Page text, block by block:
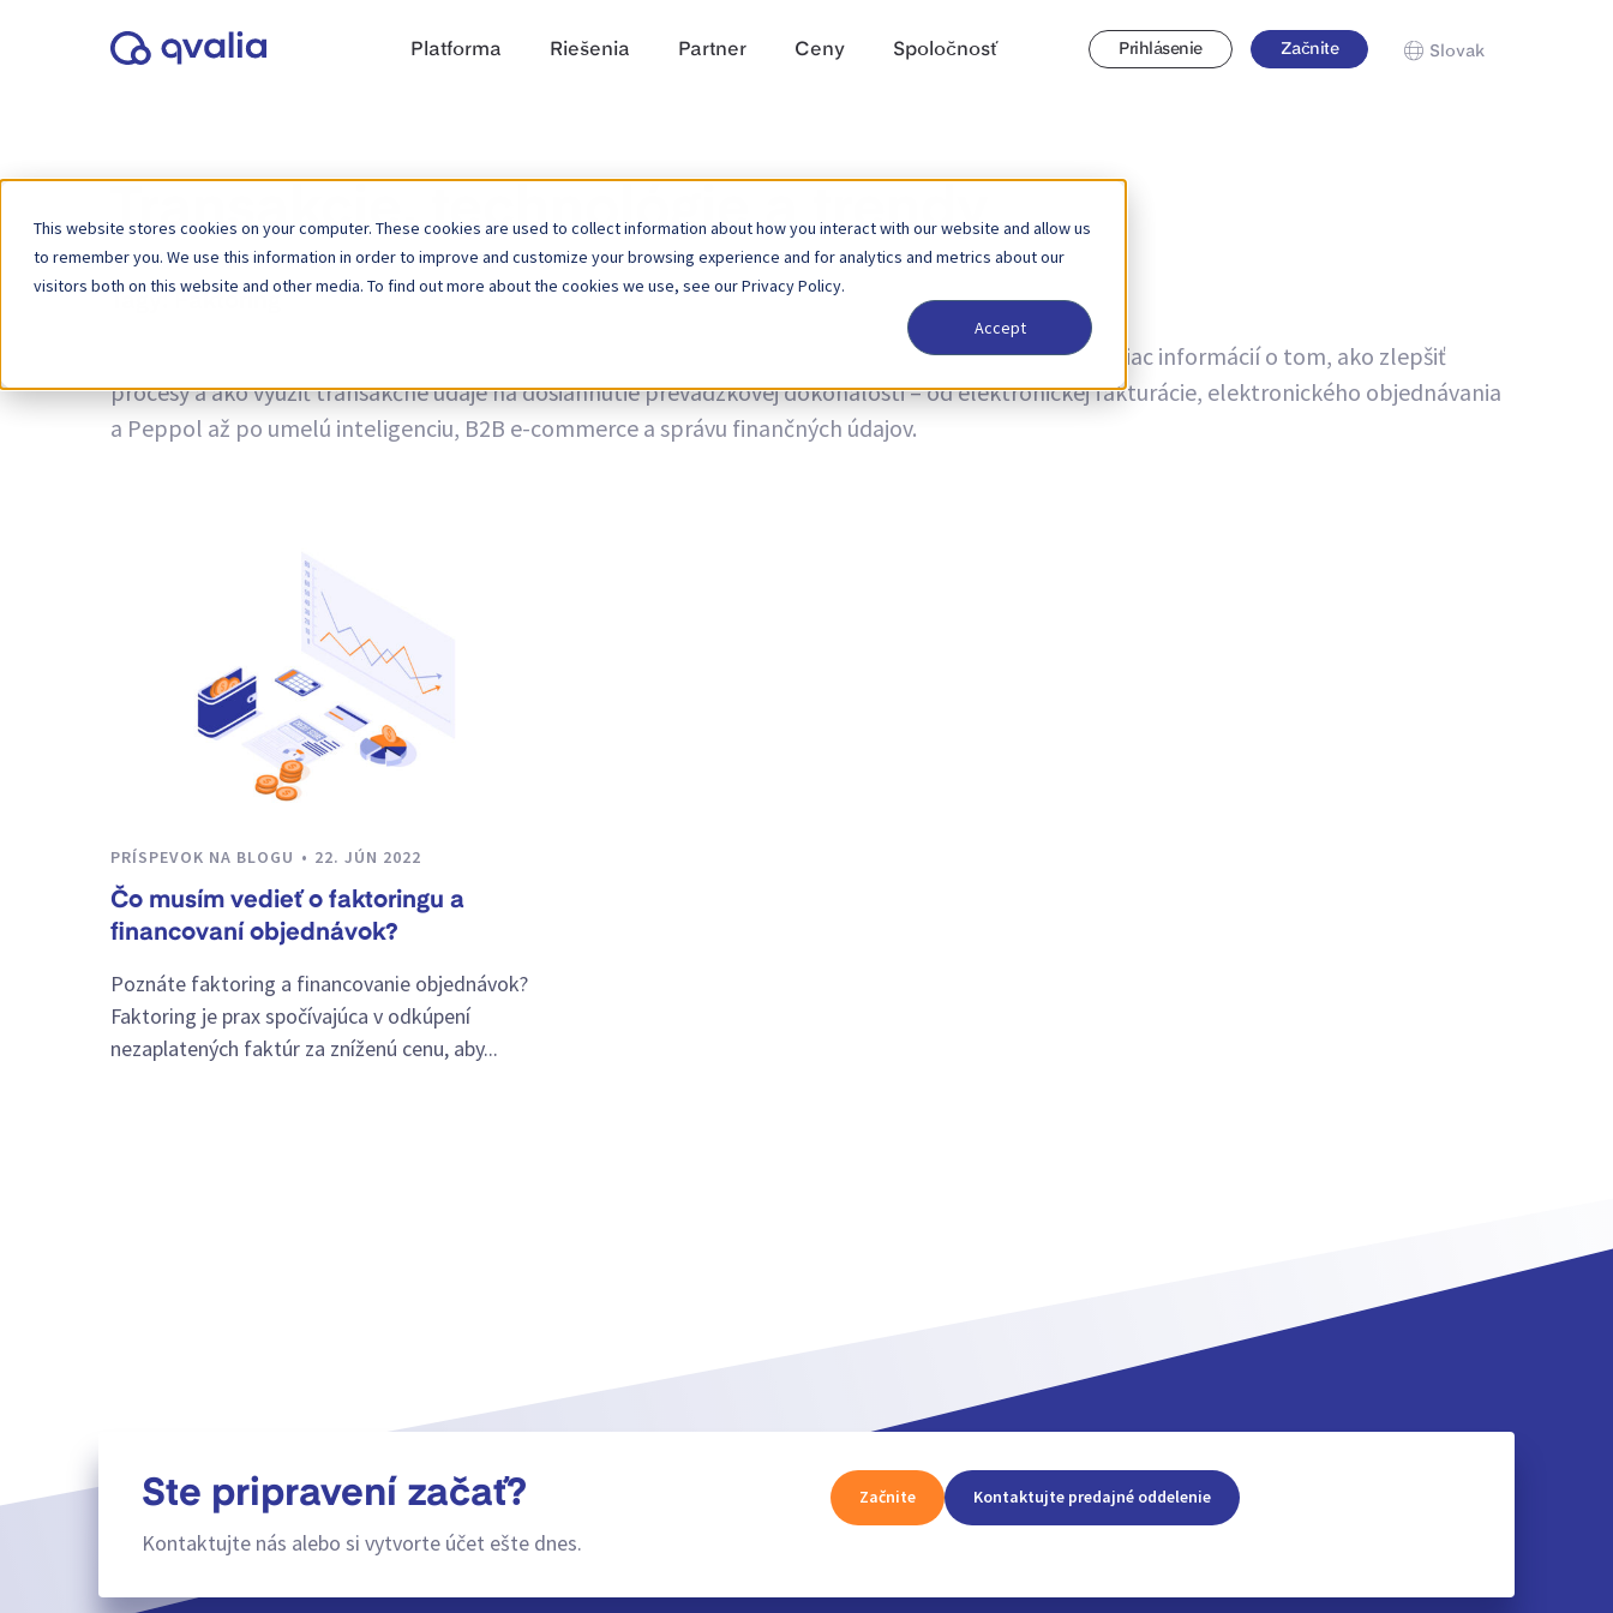
This website stores cookies on your computer. These cookies are used to collect information about how you interact with our website and allow us
to remember you. We use this information in order to improve and customize your browsing experience and for analytics and metrics about our
visitors both on this website and other media. To find out more about the cookies we use, see our Privacy Policy.
Accept
Platforma Riešenia Partner Ceny Spoločnosť Prihlásenie Začnite Slovak
Transakcie, technológie a trendy
Informácie o transakciách, technológiách a trendoch a novinky o aktualizáciách produktov. Získajte viac informácií o tom, ako zlepšiť
procesy a ako využiť transakčné údaje na dosiahnutie prevádzkovej dokonalosti – od elektronickej fakturácie, elektronického objednávania
a Peppol až po umelú inteligenciu, B2B e-commerce a správu finančných údajov.
PRÍSPEVOK NA BLOGU 22. JÚN 2022
Čo musím vedieť o faktoringu a
financovaní objednávok?
Poznáte faktoring a financovanie objednávok?
Faktoring je prax spočívajúca v odkúpení
nezaplatených faktúr za zníženú cenu, aby...
Ste pripravení začať?
Kontaktujte nás alebo si vytvorte účet ešte dnes.
Začnite Kontaktujte predajné oddelenie